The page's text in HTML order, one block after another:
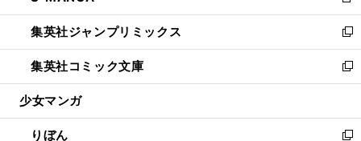
開
く
ウ
で
開
く
ン
ド
ウ
で
開
ウ
ィ
ン
ド
ウ
開
く
し
い
ウ
ィ
ン
ウ
で
集英社ジャンプリミックス
新
し
い
ウ
ン
ド
集英社コミック文庫
新
し
ウ
ィ
少女マンガ
りぼん